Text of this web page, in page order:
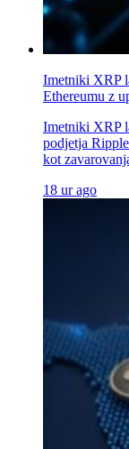
Imetniki XRP
Ethereumu z
Imetniki XRP
podjetja
kot
18 ur ago